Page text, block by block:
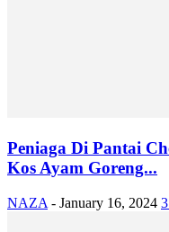
Peniaga Di Pantai
Kos Ayam Goreng...
NAZA - January 16, 2024